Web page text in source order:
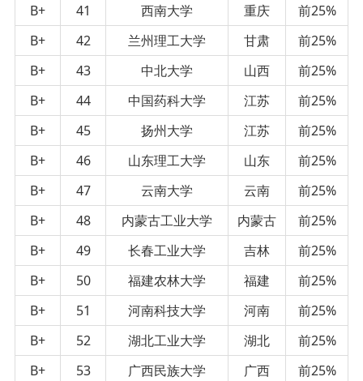
B+
41 西南大学 重庆
前25%
B+
42 兰州理工大学 甘肃
前25%
B+
43 中北大学 山西
前25%
B+
44 中国药科大学 江苏
前25%
B+
45 扬州大学 江苏
前25%
B+
46 山东理工大学 山东
前25%
B+
47 云南大学 云南
前25%
B+
48 内蒙古工业大学 内蒙古
前25%
B+
49 长春工业大学 吉林
前25%
B+
50 福建农林大学 福建
前25%
B+
51 河南科技大学 河南
前25%
B+
52 湖北工业大学 湖北
前25%
B+
53 广西民族大学 广西 前25%